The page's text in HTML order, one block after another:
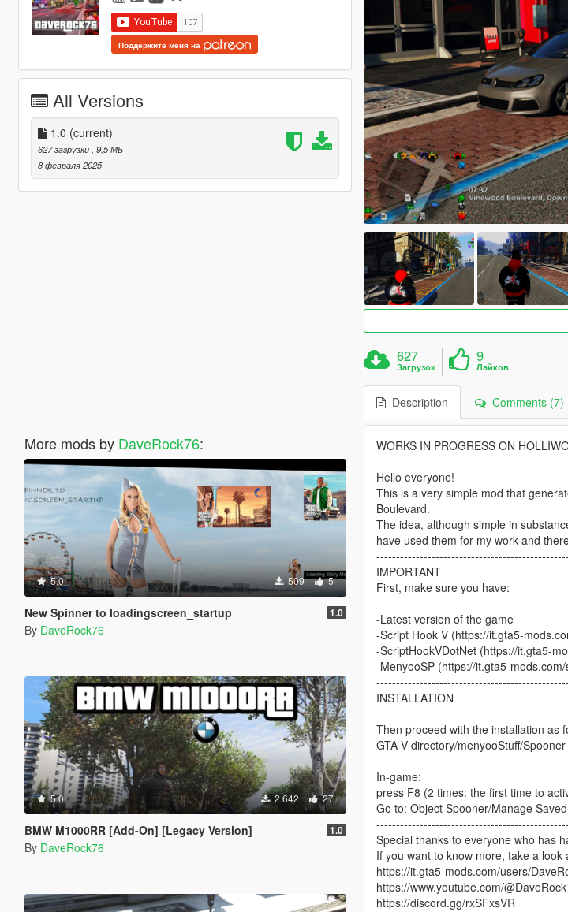
Поддержите меня на
All Versions
1.0 (current)
627 загрузки , 9,5 МБ
8 февраля 2025
More mods by DaveRock76:
5.0 509 5
New Spinner to loadingscreen_startup 1.0
By DaveRock76
5.0 2 642 27
BMW M1000RR [Add-On] [Legacy Version] 1.0
By DaveRock76
627
Загрузок
9
Лайков
Description Comments (7)
WORKS IN PROGRESS ON
Hello everyone!
This is a very simple mod that
Boulevard.
The idea, although simple in
have used them for my work and
IMPORTANT
First, make sure you have:
-Latest version of the game
-Script Hook V (https://it.gta5-
-ScriptHookVDotNet (https://it.gta5-
-MenyooSP (https://it.gta5-
INSTALLATION
Then proceed with the installation as
GTA V directory/menyooStuff/Spooner
In-game:
press F8 (2 times: the first time to
Go to: Object Spooner/Manage
Special thanks to everyone who has
If you want to know more, take a look
https://it.gta5-mods.com/users/
https://www.youtube.com/
https://discord.gg/rxSFxsVR